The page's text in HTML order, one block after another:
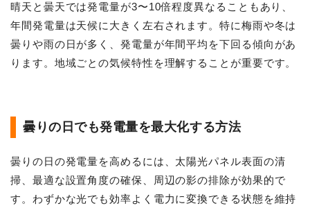
晴天と曇天では発電量が3〜10倍程度異なることもあり、
年間発電量は天候に大きく左右されます。特に梅雨や冬は
曇りや雨の日が多く、発電量が年間平均を下回る傾向があ
ります。地域ごとの気候特性を理解することが重要です。
曇りの日でも発電量を最大化する方法
曇りの日の発電量を高めるには、太陽光パネル表面の清
掃、最適な設置角度の確保、周辺の影の排除が効果的で
す。わずかな光でも効率よく電力に変換できる状態を維持